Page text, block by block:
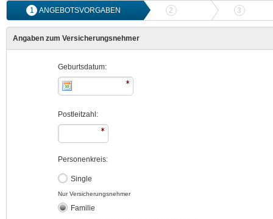
1 ANGEBOTSVORGABEN 2 ANGEBOTSVERGLEICH
3
Angaben zum Versicherungsnehmer
Geburtsdatum:
Postleitzahl:
Personenkreis:
Single
Nur Versicherungsnehmer
Familie